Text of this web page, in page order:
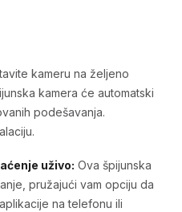
kameru na željeno
kamera će automatski
podešavanja.
uživo: Ova špijunska
pružajući vam opciju da
na telefonu ili